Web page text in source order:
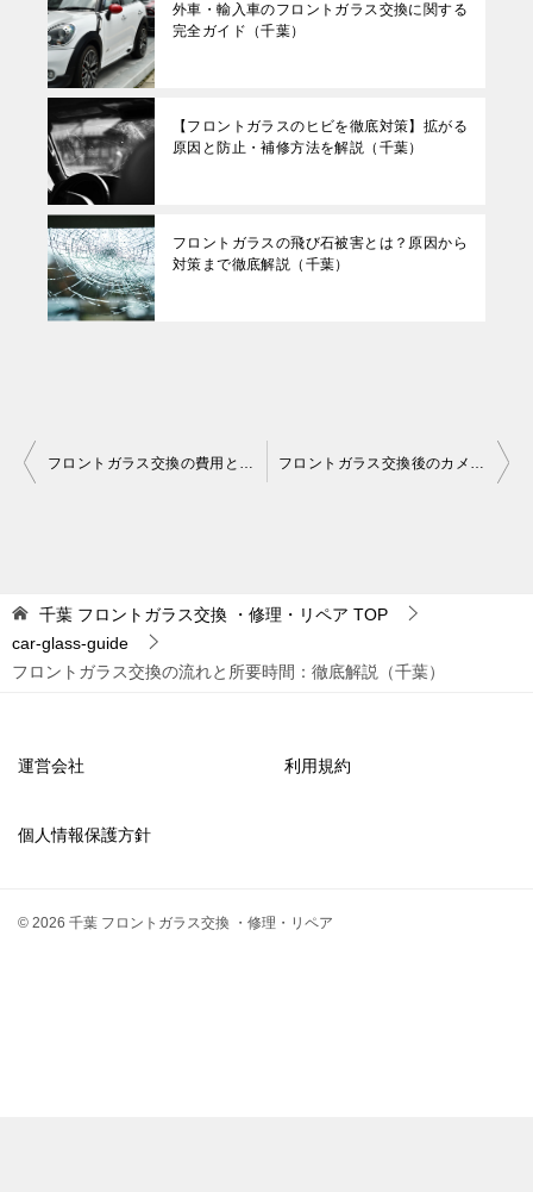
外車・輸入車のフロントガラス交換に関する
完全ガイド（千葉）
【フロントガラスのヒビを徹底対策】拡がる
原因と防止・補修方法を解説（千葉）
フロントガラスの飛び石被害とは？原因から
対策まで徹底解説（千葉）
投
ゲ
ー
ン
フロントガラス交換の費用と相場を徹底解説｜実例・選び方・コストを抑える方法まで（千葉） フロントガラス交換後のカメラ調整（エーミング）について徹底解説（千葉）
千葉 フロントガラス交換 ・修理・リペア TOP
car-glass-guide
フロントガラス交換の流れと所要時間：徹底解説（千葉）
運営会社 利用規約
個人情報保護方針
© 2026 千葉 フロントガラス交換 ・修理・リペア